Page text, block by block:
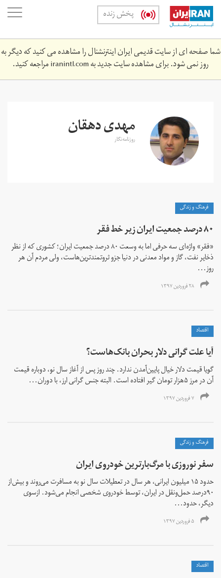
Skip
main
content
پخش زنده
شما صفحه ای از سایت قدیمی ایران اینترنشنال را مشاهده می کنید که دیگر به
روز نمی شود. برای مشاهده سایت جدید بهiranintl.comمراجعه کنید.
مهدی دهقان
روزنامه‌‌نگار
فرهنگ و زندگی
۸۰ درصد جمعیت ایران زیر خط فقر
«فقر» واژه‌ای سه حرفی اما به وسعت ۸۰ درصد جمعیت ایران؛ کشوری که از نظر
ذخایر نفت، گاز و مواد معدنی در دنیا جزو ثروتمندترین‌هاست، ولی مردم آن هر
روز...
۲۸ فروردین ۱۳۹۷
اقتصاد
آیا علت گرانی دلار بحران بانک‌هاست؟
گویا قیمت دلار خیال پایین‌آمدن ندارد. چند روز پس از آغاز سال نو، دوباره قیمت
آن در مرز ۵هزار تومان گیر افتاده است. البته جنس گرانی ارز، با دوران...
۷ فروردین ۱۳۹۷
فرهنگ و زندگی
سفر نوروزی با مرگ‌بارترین خودروی ایران
حدود ۱۵ میلیون ایرانی، هر سال در تعطیلات سال نو به مسافرت می‌روند و بیش‌از
۹۰درصد حمل‌ونقل در ایران، توسط خودروی شخصی انجام می‌شود. ازسوی
دیگر، حدود...
۵ فروردین ۱۳۹۷
اقتصاد